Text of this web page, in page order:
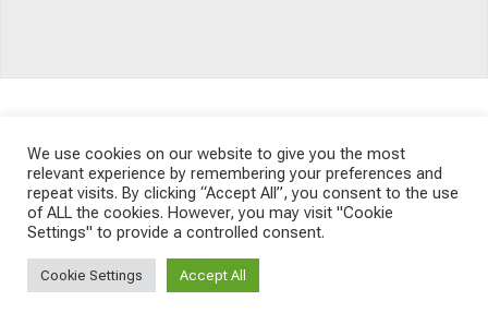
TERMS AND CONDITIONS PRIVACY POLICY SITEMAP
© Emigrants Life WordPress Theme by TagDiv
We use cookies on our website to give you the most
relevant experience by remembering your preferences and
repeat visits. By clicking “Accept All”, you consent to the use
of ALL the cookies. However, you may visit "Cookie
Settings" to provide a controlled consent.
Cookie Settings Accept All